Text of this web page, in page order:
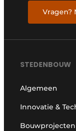
Vragen?
STEDENBOUW
Algemeen
Innovatie &
Bouwprojecten